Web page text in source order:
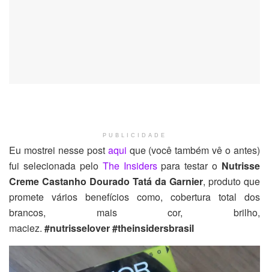
PUBLICIDADE
Eu mostrei nesse post aqui que (você também vê o antes)
fui selecionada pelo The Insiderspara testar o Nutrisse
Creme Castanho Dourado Tatá da Garnier, produto que
promete vários benefícios como, cobertura total dos
brancos, mais cor, brilho,
maciez. #nutrisselover#theinsidersbrasil